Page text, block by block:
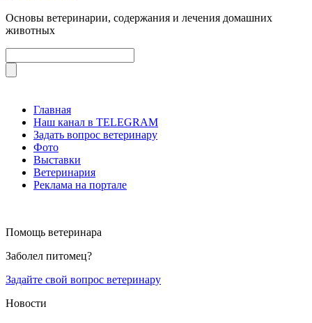
Основы ветеринарии, содержания и лечения домашних
животных
Главная
Наш канал в TELEGRAM
Задать вопрос ветеринару
Фото
Выставки
Ветеринария
Реклама на портале
Помощь ветеринара
Заболел питомец?
Задайте свой вопрос ветеринару
Новости